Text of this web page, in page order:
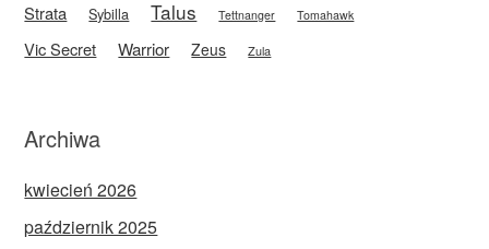
Strata Sybilla Talus Tettnanger Tomahawk
Vic Secret Warrior Zeus Zula
Archiwa
kwiecień 2026
październik 2025